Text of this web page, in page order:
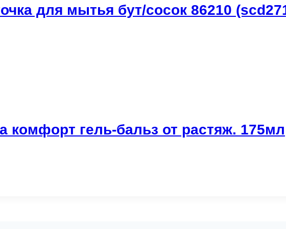
для мытья бут/сосок 86210
гель-бальз от растяж. 175мл